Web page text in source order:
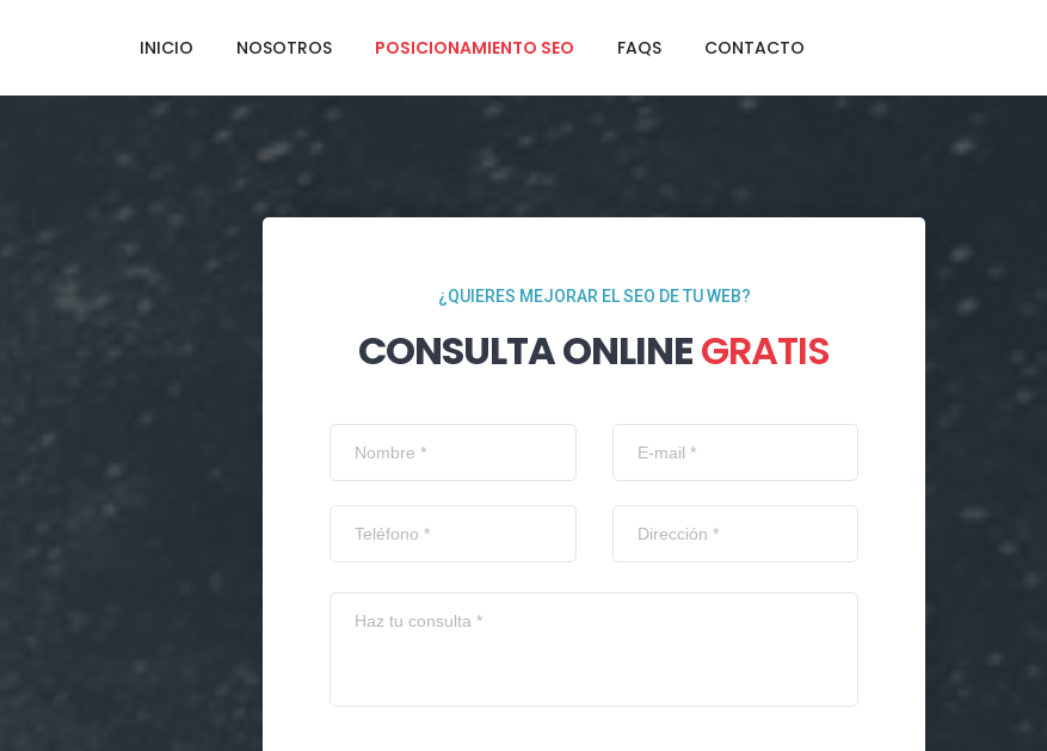
INICIO NOSOTROS POSICIONAMIENTO SEO FAQS CONTACTO
¿QUIERES MEJORAR EL SEO DE TU WEB?
CONSULTA ONLINEGRATIS